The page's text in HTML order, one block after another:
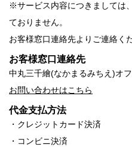
※サービス内容につきましては
ておりません。
お客様窓口連絡先よりご連絡く
お客様窓口連絡先
中丸三千繪(なかまるみちえ)オ
お問い合わせはこちら
代金支払方法
・クレジットカード決済
・コンビニ決済